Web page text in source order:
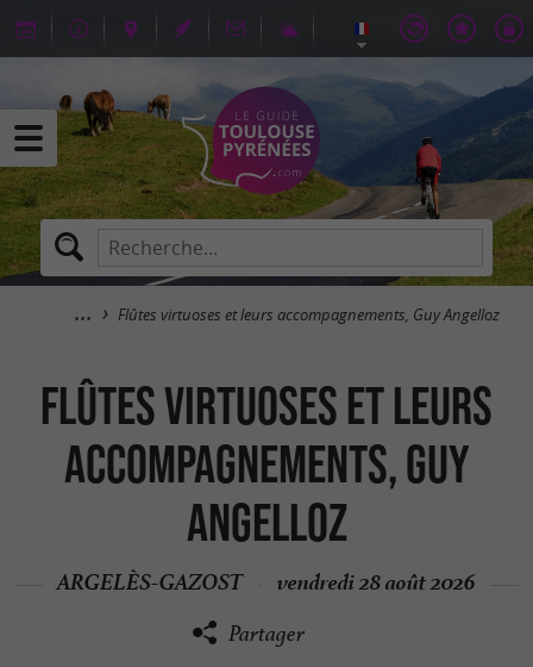
Flûtes virtuoses et leurs accompagnements, Guy Angelloz
Flûtes virtuoses et leurs
accompagnements, Guy
Angelloz
ARGELÈS-GAZOST vendredi 28 août 2026
Partager